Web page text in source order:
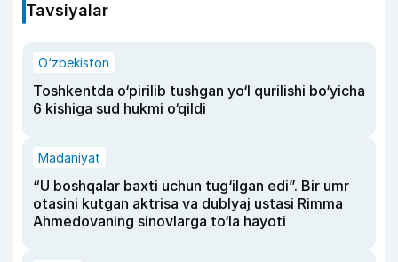
Tavsiyalar
O‘zbekiston
Toshkentda o‘pirilib tushgan yo‘l qurilishi bo‘yicha
6 kishiga sud hukmi o‘qildi
Madaniyat
“U boshqalar baxti uchun tug‘ilgan edi”. Bir umr
otasini kutgan aktrisa va dublyaj ustasi Rimma
Ahmedovaning sinovlarga to‘la hayoti